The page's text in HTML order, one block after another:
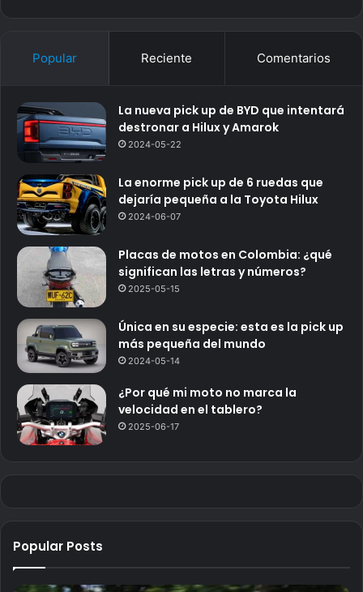
Popular Reciente Comentarios
La nueva pick up de BYD que intentará
destronar a Hilux y Amarok
2024-05-22
La enorme pick up de 6 ruedas que
dejaría pequeña a la Toyota Hilux
2024-06-07
Placas de motos en Colombia: ¿qué
significan las letras y números?
2025-05-15
Única en su especie: esta es la pick up
más pequeña del mundo
2024-05-14
¿Por qué mi moto no marca la
velocidad en el tablero?
2025-06-17
Popular Posts